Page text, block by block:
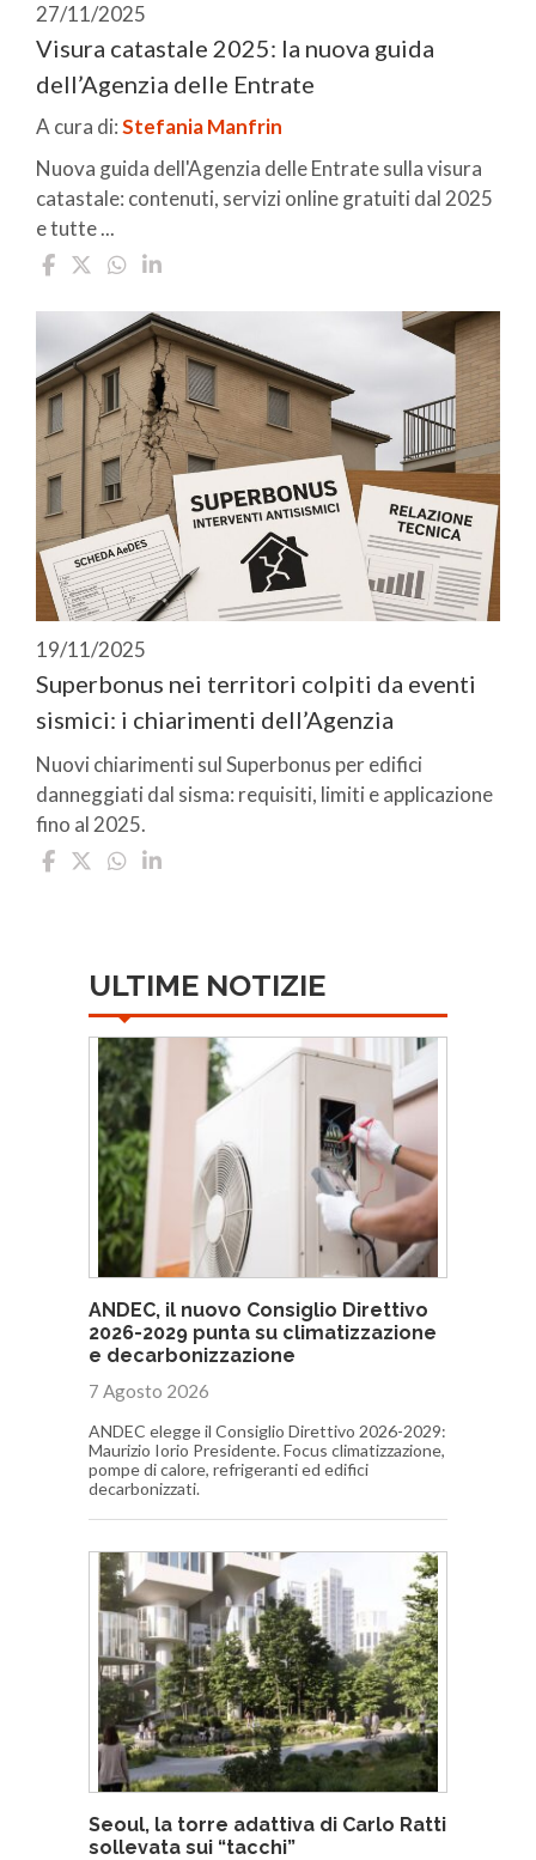
27/11/2025
Visura catastale 2025: la nuova guida
dell’Agenzia delle Entrate
A cura di:Stefania Manfrin
Nuova guida dell'Agenzia delle Entrate sulla visura
catastale: contenuti, servizi online gratuiti dal 2025
e tutte ...
19/11/2025
Superbonus nei territori colpiti da eventi
sismici: i chiarimenti dell’Agenzia
Nuovi chiarimenti sul Superbonus per edifici
danneggiati dal sisma: requisiti, limiti e applicazione
fino al 2025.
ULTIME NOTIZIE
ANDEC, il nuovo Consiglio Direttivo
2026-2029 punta su climatizzazione
e decarbonizzazione
7 Agosto 2026
ANDEC elegge il Consiglio Direttivo 2026-2029:
Maurizio Iorio Presidente. Focus climatizzazione,
pompe di calore, refrigeranti ed edifici
decarbonizzati.
Seoul, la torre adattiva di Carlo Ratti
sollevata sui “tacchi”